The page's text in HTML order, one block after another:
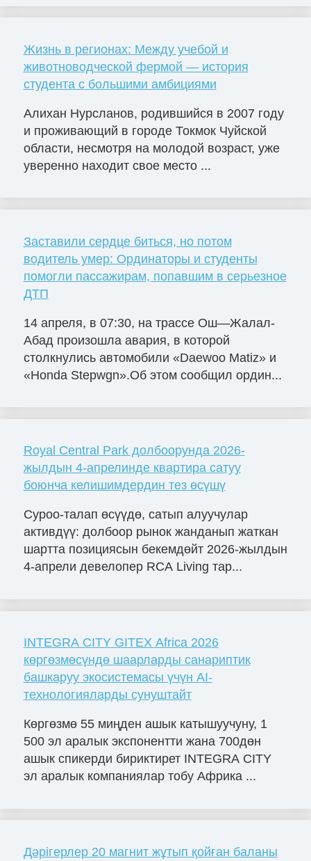
Жизнь в регионах: Между учебой и
животноводческой фермой — история
студента с большими амбициями
Алихан Нурсланов, родившийся в 2007 году
и проживающий в городе Токмок Чуйской
области, несмотря на молодой возраст, уже
уверенно находит свое место ...
Заставили сердце биться, но потом
водитель умер: Ординаторы и студенты
помогли пассажирам, попавшим в серьезное
ДТП
14 апреля, в 07:30, на трассе Ош—Жалал-
Абад произошла авария, в которой
столкнулись автомобили «Daewoo Matiz» и
«Honda Stepwgn».Об этом сообщил ордин...
Royal Central Park долбоорунда 2026-
жылдын 4-апрелинде квартира сатуу
боюнча келишимдердин тез өсүшү
Суроо-талап өсүүдө, сатып алуучулар
активдүү: долбоор рынок жанданып жаткан
шартта позициясын бекемдөйт 2026-жылдын
4-апрели девелопер RCA Living тар...
INTEGRA CITY GITEX Africa 2026
көргөзмөсүндө шаарларды санариптик
башкаруу экосистемасы үчүн AI-
технологияларды сунуштайт
Көргөзмө 55 миңден ашык катышуучуну, 1
500 эл аралык экспонентти жана 700дөн
ашык спикерди бириктирет INTEGRA CITY
эл аралык компаниялар тобу Африка ...
Дәрігерлер 20 магнит жұтып қойған баланы